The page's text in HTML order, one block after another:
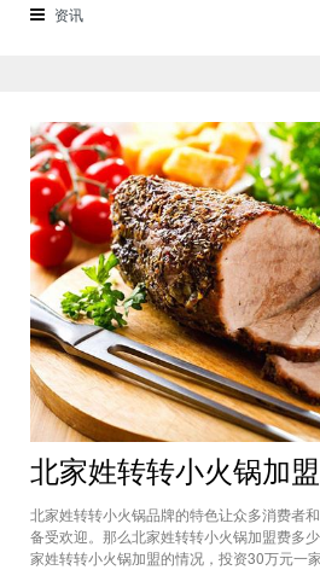
者所在城市进行制定和规划的，渝香居重庆
资讯
北家姓转转小火锅品牌的特色让众多消费者
备受欢迎。那么北家姓转转小火锅加盟费多
家姓转转小火锅加盟的情况，投资30万元一